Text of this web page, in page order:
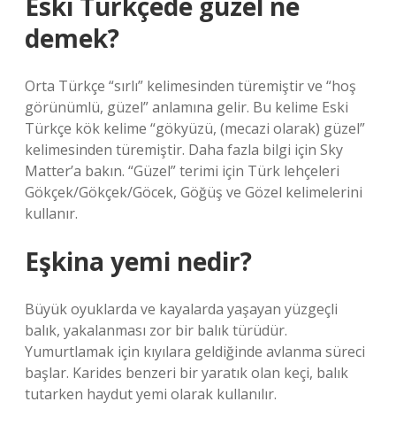
demek?
Orta Türkçe “sırlı” kelimesinden türemiştir ve “hoş
görünümlü, güzel” anlamına gelir. Bu kelime Eski
Türkçe kök kelime “gökyüzü, (mecazi olarak) güzel”
kelimesinden türemiştir. Daha fazla bilgi için Sky
Matter’a bakın. “Güzel” terimi için Türk lehçeleri
Gökçek/Gökçek/Göcek, Göğüş ve Gözel kelimelerini
kullanır.
Eşkina yemi nedir?
Büyük oyuklarda ve kayalarda yaşayan yüzgeçli
balık, yakalanması zor bir balık türüdür.
Yumurtlamak için kıyılara geldiğinde avlanma süreci
başlar. Karides benzeri bir yaratık olan keçi, balık
tutarken haydut yemi olarak kullanılır.